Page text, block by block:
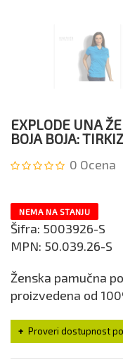
EXPLODE UNA
BOJA BOJA:
0 Ocena
NEMA NA STANJU
Šifra: 5003926-S
MPN: 50.039.26-S
Ženska pamučna
proizvedena od
Proveri dostupnost